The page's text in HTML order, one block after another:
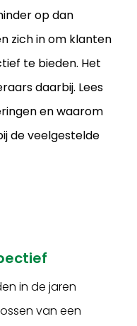
op dan
zich in om klanten
te bieden. Het
daarbij. Lees
en waarom
de veelgestelde
in de jaren
van een